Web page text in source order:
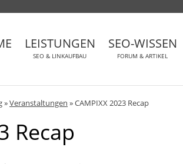
LEISTUNGEN
SEO & LINKAUFBAU
SEO-WISSEN
FORUM & ARTIKEL
»Veranstaltungen »CAMPIXX 2023 Recap
Recap